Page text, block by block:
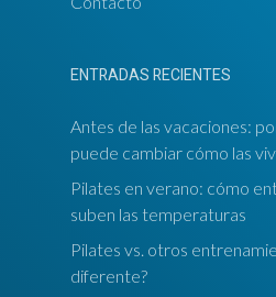
ENTRADAS RECIENTES
Antes de las vacaciones:
puede cambiar cómo las
Pilates en verano: cómo
suben las temperaturas
Pilates vs. otros
diferente?